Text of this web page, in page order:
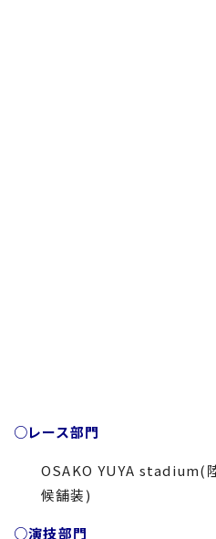
○レース部門
OSAKO YUYA stadium(
候舗装)
○演技部門